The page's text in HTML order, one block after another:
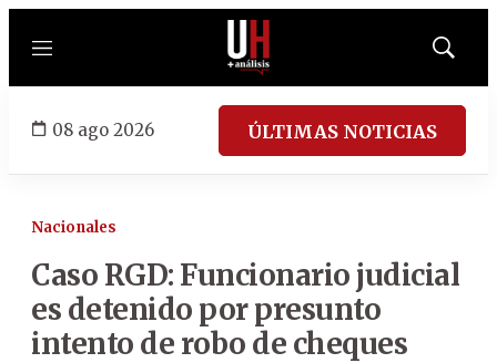
Menú
Mostrar
08 ago 2026 ÚLTIMAS NOTICIAS
Nacionales
Caso RGD: Funcionario judicial
es detenido por presunto
intento de robo de cheques